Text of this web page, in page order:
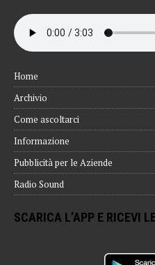
Home
Archivio
Come ascoltarci
Informazione
Pubblicità per le Aziende
Radio Sound
SCARICA L’APP E RICEVI